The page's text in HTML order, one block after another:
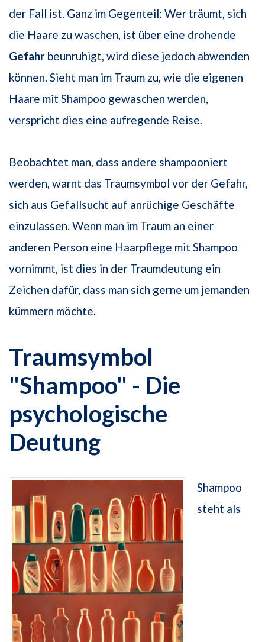
der Fall ist. Ganz im Gegenteil: Wer träumt, sich
die Haare zu waschen, ist über eine drohende
Gefahr beunruhigt, wird diese jedoch abwenden
können. Sieht man im Traum zu, wie die eigenen
Haare mit Shampoo gewaschen werden,
verspricht dies eine aufregende Reise.
Beobachtet man, dass andere shampooniert
werden, warnt das Traumsymbol vor der Gefahr,
sich aus Gefallsucht auf anrüchige Geschäfte
einzulassen. Wenn man im Traum an einer
anderen Person eine Haarpflege mit Shampoo
vornimmt, ist dies in der Traumdeutung ein
Zeichen dafür, dass man sich gerne um jemanden
kümmern möchte.
Traumsymbol
"Shampoo" - Die
psychologische
Deutung
Shampoo
steht als